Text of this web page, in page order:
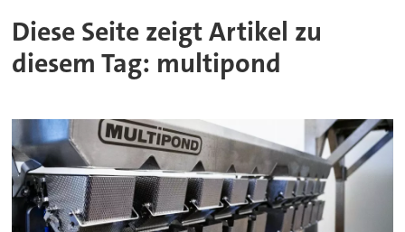
Diese Seite zeigt Artikel zu
diesem Tag: multipond